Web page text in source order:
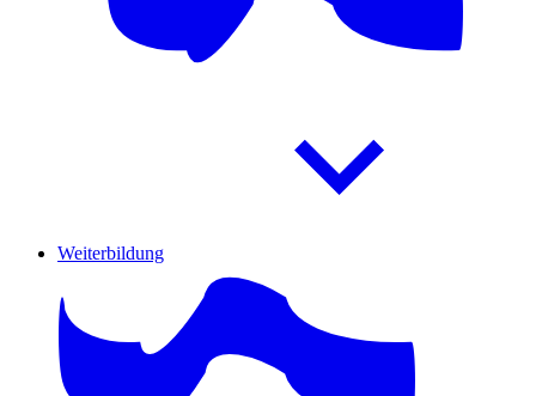
Weiterbildung